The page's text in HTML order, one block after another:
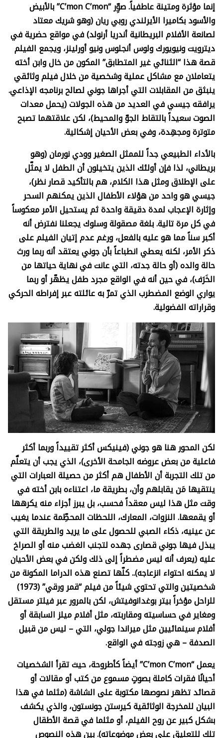
إنما مؤثرة ومتينة عاطفياً. صوِّر“C’mon C’mon”
بالأبيض
والأسود بكاميرا الأيرلندي روبي ريان (وهو شريك معتاد
لصانعة الأفلام البريطانية أندريا أرنولد) في مواقع حضرية في
ديترويت ونيويورك ولوس أنجلوس ونيو أورلينز، ويجمع الفيلم
قصة هذا “الثنائي غير المتطابق” المكون من خال وابن أخته
يتعاملان مع مشاكل عملية وشخصية من خلال فيلم وثائقي
ينبثق من المقابلات التي أجراها جوني لصالح برنامجه الإذاعي.
يرافقه جيسي في العديد من هذه الجولات (يحمل معدات
الصوت سعيداً بالتقاط الجوّ والمحيط)، لكن علاقتهما تصبح
متوترة ومجهِدة، وفي بعض الأحيان إشكالية.
بالأداء الطبيعي جداً للممثل الصغير وودي نورمان (وهو
بريطاني، لذا فإن أولئك الذين يتخيلون أن الطفل لا يمثّل
على الإطلاق ومثل هذا الكلام، هم بالتأكيد قصار نظر)،
جيسي هو واحد من هؤلاء الأطفال الذين يمكنهم السحر
وإثارة الإعجاب لمدة دقيقة واحدة ثم يستحيل الأمر معكوساً
في كل مرة تالية. بلغة مصقولة وسلوك يجعلنا نفترض أنه
أكبر سناً مما هو عليه بالفعل، ورغم عدم إتيان الفيلم على
ذكر الأمر، لكنه يعطي انطباعاً بأن جوني يعتقد أنه ربما ورث
حالة والده (أو حالة جدته، التي عانت في نهاية حياتها من
الخَرَف)، في حين أنه في الواقع مجرد طفل يظهّر أو ربما
يواري الوضع المضطرب الذي تمرّ به عائلته عبر إفراطه الحركي
وقراراته الفضولية.
لكن المحور هنا هو جوني (فينيكس أكثر تقييداً وربما أكثر
فاعلية من بعض عروضه الجامحة الأخرى)، الذي يجب أن يتعلَّم
من تلك التجربة أن الأطفال هم أكثر من حصيلة العبارات التي
ينتقيها مَن يقابلهم وأن، بطريقة ما، اعتناءه بابن أخته في
وقت مثل هذا ليس معقداً فحسب، بل يبرز أجزاء منه يكرهها
أو يقمعها. النزوات، المعارك، اللحظات المحطِّمة عندما يغيب
عن عينيه، ذكاء الصبي للحصول على ما يريد والطريقة التي
يبذل فيها جوني قصارى جهده لتجنب الغضب منه أو الصراخ
عليه (يعرف أنه ليس مضطراً إلى ذلك ولكن في بعض الأحيان
لا يمكنه احتواء انزعاجه).. كلّها تصنع هذه الدراما المكونة من
شخصيتين والتي تحتوي شيئاً من فيلم “قمر ورقي” (1973)
للراحل مؤخراً بيتر بوغدانوفيتش، لكن بالمرور عبر فيلتر مستقل
ومغاير في حساسيته ومقاربته، مثل أفلام ميلز السابقة أو
أفلام سينمائيين مثل ميراندا جولي، التي – ليس من قبيل
الصدفة – هي زوجته في الواقع.
يعمل“C’mon C’mon”
أيضاً كأطروحة، حيث تقرأ الشخصيات
أحيانًا فقرات كاملة بصوتٍ مسموع من كتب أو مقالات أو
قصائد تظهر نصوصها مكتوبة على الشاشة (مثلما في هذا
البيانللمخرجة الوثائقية كيرستن جونستون، والذي يكشف
بشكل كبير عن روح الفيلم، أو مثلما في قصة الأطقال
تلكللتعليق على بعض موضوعاته). بين هذه النصوص